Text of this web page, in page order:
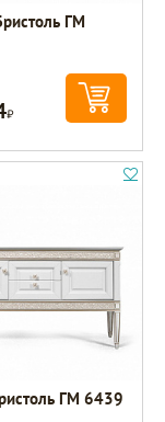
ГМ
Р
ГМ 6439